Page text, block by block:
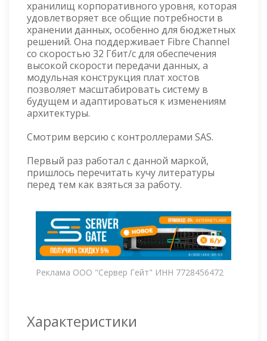
хранилищ корпоративного уровня, которая
удовлетворяет все общие потребности в
хранении данных, особенно для бюджетных
решений. Она поддерживает Fibre Channel
со скоростью 32 Гбит/с для обеспечения
высокой скорости передачи данных, а
модульная конструкция плат хостов
позволяет масштабировать систему в
будущем и адаптироваться к изменениям
архитектуры.
Смотрим версию с контроллерами SAS.
Первый раз работал с данной маркой,
пришлось перечитать кучу литературы
перед тем как взяться за работу.
Реклама ООО "Сервер Гейт" ИНН 7728456472
Характеристики